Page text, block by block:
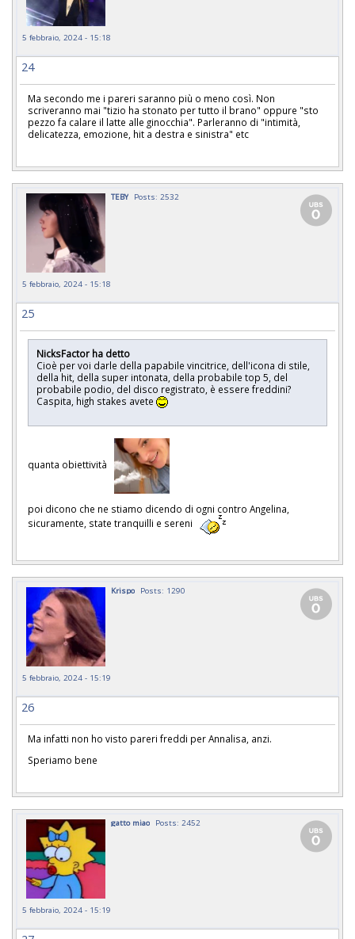
5 febbraio, 2024 - 15:18
24
Ma secondo me i pareri saranno più o meno così. Non
scriveranno mai "tizio ha stonato per tutto il brano" oppure "sto
pezzo fa calare il latte alle ginocchia". Parleranno di "intimità,
delicatezza, emozione, hit a destra e sinistra" etc
TEBY Posts: 2532
5 febbraio, 2024 - 15:18
25
NicksFactor ha detto
Cioè per voi darle della papabile vincitrice, dell'icona di stile,
della hit, della super intonata, della probabile top 5, del
probabile podio, del disco registrato, è essere freddini?
Caspita, high stakes avete
quanta obiettività
poi dicono che ne stiamo dicendo di ogni contro Angelina,
sicuramente, state tranquilli e sereni
Krispo Posts: 1290
5 febbraio, 2024 - 15:19
26
Ma infatti non ho visto pareri freddi per Annalisa, anzi.
Speriamo bene
gatto miao Posts: 2452
5 febbraio, 2024 - 15:19